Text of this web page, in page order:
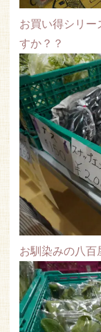
お買い得シリー
すか？？
お馴染みの八百